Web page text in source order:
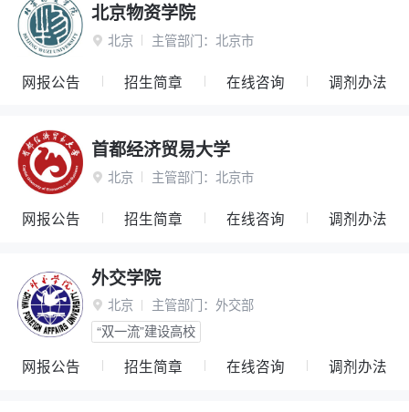
北京物资学院
 北京 主管部门： 北京市
网报公告 招生简章 在线咨询 调剂办法
首都经济贸易大学
 北京 主管部门： 北京市
网报公告 招生简章 在线咨询 调剂办法
外交学院
 北京 主管部门： 外交部
“双一流”建设高校
网报公告 招生简章 在线咨询 调剂办法